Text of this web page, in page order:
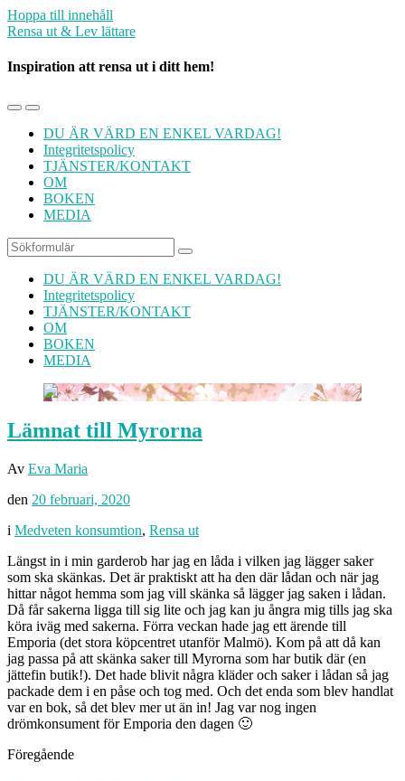
Hoppa till innehåll
Rensa ut & Lev lättare
Inspiration att rensa ut i ditt hem!
Slå
mobilmenyn
Slå
på/av
sökfältet
DU ÄR VÄRD EN ENKEL VARDAG!
Integritetspolicy
TJÄNSTER/KONTAKT
OM
BOKEN
MEDIA
Sök
DU ÄR VÄRD EN ENKEL VARDAG!
Integritetspolicy
TJÄNSTER/KONTAKT
OM
BOKEN
MEDIA
Lämnat till Myrorna
Av Eva Maria
den 20 februari, 2020
i Medveten konsumtion, Rensa ut
Längst in i min garderob har jag en låda i vilken jag lägger saker
som ska skänkas. Det är praktiskt att ha den där lådan och när jag
hittar något hemma som jag vill skänka så lägger jag saken i lådan.
Då får sakerna ligga till sig lite och jag kan ju ångra mig tills jag ska
köra iväg med sakerna. Förra veckan hade jag ett ärende till
Emporia (det stora köpcentret utanför Malmö). Kom på att då kan
jag passa på att skänka saker till Myrorna som har butik där (en
jättefin butik!). Det hade blivit några kläder och saker i lådan så jag
packade dem i en påse och tog med. Och det enda som blev handlat
var en bok, så det blev mer ut än in! Jag var nog ingen
drömkonsument för Emporia den dagen 🙂
Föregående